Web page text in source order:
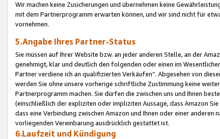
Wir machen keine Zusicherungen und übernehmen keine
mit dem Partnerprogramm erwarten können, und wir sind nicht für
vornehmen.
5.Angabe Ihres Partner-Status
Sie müssen auf Ihrer Website bzw. an jeder anderen Stelle, an der
genehmigt, klar und deutlich den folgenden oder einen im
Partner verdiene ich an qualifizierten Verkäufen“. Abgesehen von
werden Sie ohne unsere vorherige schriftliche Zustimmung keine
Partnerprogramm machen. Sie dürfen die zwischen uns und Ihnen
(einschließlich der expliziten oder impliziten Aussage, dass Amazon
dass eine Verbindung zwischen Amazon und Ihnen oder einer
vorliegenden Vereinbarung ausdrücklich gestattet ist.
6.Laufzeit und Kündigung